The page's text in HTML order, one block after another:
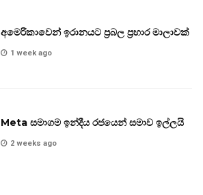
අමෙරිකාවෙන් ඉරානයට ප්‍රබල ප්‍රහාර මාලාවක්
1 week ago
Meta සමාගම ඉන්දීය රජයෙන් සමාව ඉල්ලයි
2 weeks ago